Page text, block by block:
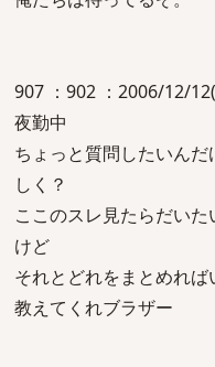
907 ：902 ：2006/12/
夜勤中
ちょっと質問したいん
しく？
ここのスレ見たらだい
けど
それとどれをまとめれば
教えてくれブラザー